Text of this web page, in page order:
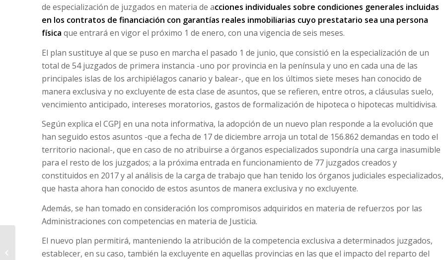
de especialización de juzgados en materia de acciones individuales sobre condiciones generales incluidas
en los contratos de financiación con garantías reales inmobiliarias cuyo prestatario sea una persona
física que entrará en vigor el próximo 1 de enero, con una vigencia de seis meses.
El plan sustituye al que se puso en marcha el pasado 1 de junio, que consistió en la especialización de un
total de 54 juzgados de primera instancia -uno por provincia en la península y uno en cada una de las
principales islas de los archipiélagos canario y balear-, que en los últimos siete meses han conocido de
manera exclusiva y no excluyente de esta clase de asuntos, que se refieren, entre otros, a cláusulas suelo,
vencimiento anticipado, intereses moratorios, gastos de formalización de hipoteca o hipotecas multidivisa.
Según explica el CGPJ en una nota informativa, la adopción de un nuevo plan responde a la evolución que
han seguido estos asuntos -que a fecha de 17 de diciembre arroja un total de 156.862 demandas en todo el
territorio nacional-, que en caso de no atribuirse a órganos especializados supondría una carga inasumible
para el resto de los juzgados; a la próxima entrada en funcionamiento de 77 juzgados creados y
constituidos en 2017 y al análisis de la carga de trabajo que han tenido los órganos judiciales especializados,
que hasta ahora han conocido de estos asuntos de manera exclusiva y no excluyente.
Además, se han tomado en consideración los compromisos adquiridos en materia de refuerzos por las
Administraciones con competencias en materia de Justicia.
El nuevo plan permitirá, manteniendo la atribución de la competencia exclusiva a determinados juzgados,
establecer, en su caso, también la excluyente en aquellas provincias en las que el impacto del reparto del
¿PAGAR O NO PAGAR?